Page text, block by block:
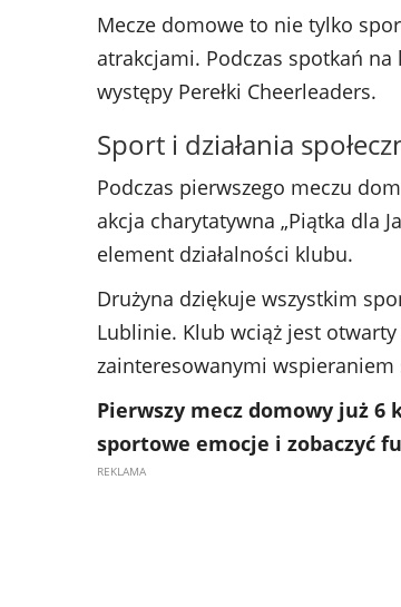
Mecze domowe to nie tylko
atrakcjami. Podczas spotkań
występy Perełki Cheerleaders.
Sport i działania
Podczas pierwszego meczu
akcja charytatywna „Piątka dla
element działalności klubu.
Drużyna dziękuje wszystkim
Lublinie. Klub wciąż jest
zainteresowanymi wspieraniem
Pierwszy mecz domowy już 6
sportowe emocje i zobaczyć